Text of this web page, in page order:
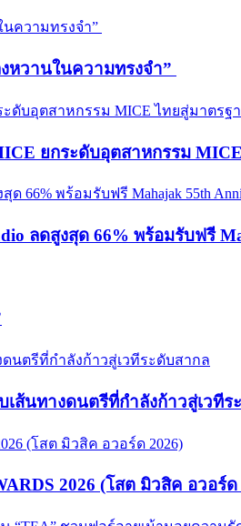
หวานในความทรงจำ”
ยกระดับอุตสาหกรรม
ลดสูงสุด 66% พร้อมรับฟรี
เส้นทางดนตรีที่กำลังก้าวสู่เวทีร
2026 (โสต มิวสิค อวอร์ด